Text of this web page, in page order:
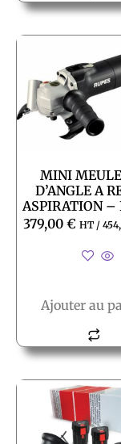
MINI
D’ANGLE A
ASPIRATION –
379,00 € HT /
Ajouter au